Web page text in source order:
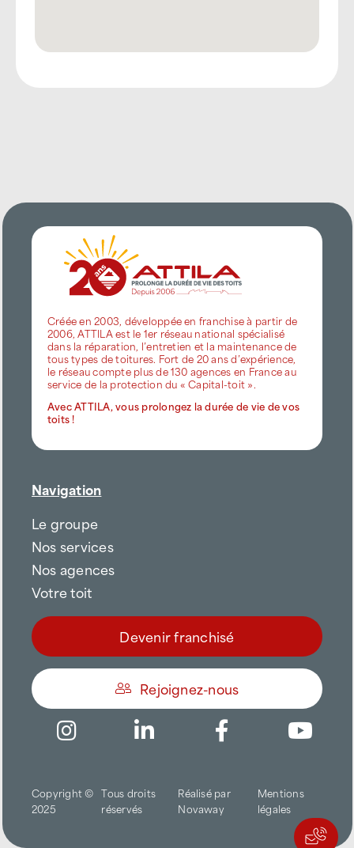
Créée en 2003, développée en franchise à partir de
2006, ATTILA est le 1er réseau national spécialisé
dans la réparation, l’entretien et la maintenance de
tous types de toitures. Fort de 20 ans d’expérience,
le réseau compte plus de 130 agences en France au
service de la protection du « Capital-toit ».
Avec ATTILA, vous prolongez la durée de vie de vos
toits !
Navigation
Le groupe
Nos services
Nos agences
Votre toit
Devenir franchisé
Rejoignez-nous
Copyright ©
2025
Tous droits
réservés
Réalisé par
Novaway
Mentions
légales
Trouver une agence